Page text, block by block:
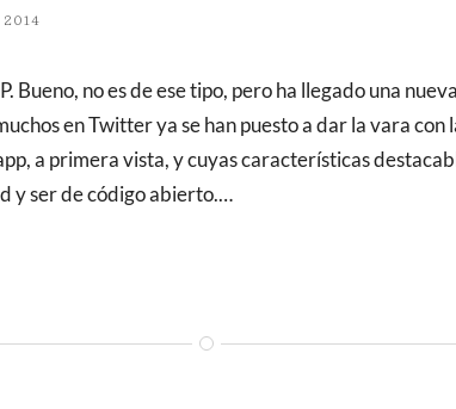
en Twitter ya se han puesto a dar la vara con
a primera vista, y cuyas características
y ser de código abierto.…